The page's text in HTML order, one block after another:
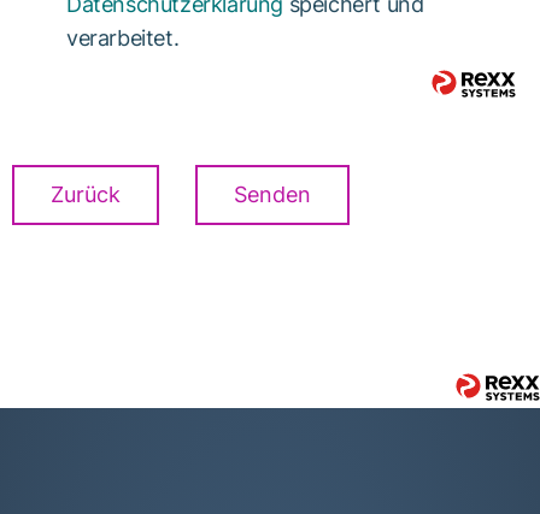
verarbeitet.
Zurück Senden